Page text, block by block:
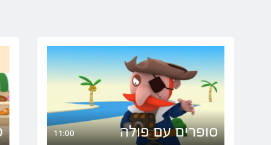
סופרים עם פולה 11:00